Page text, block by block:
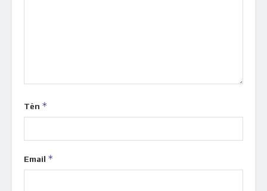
Tên *
Email *